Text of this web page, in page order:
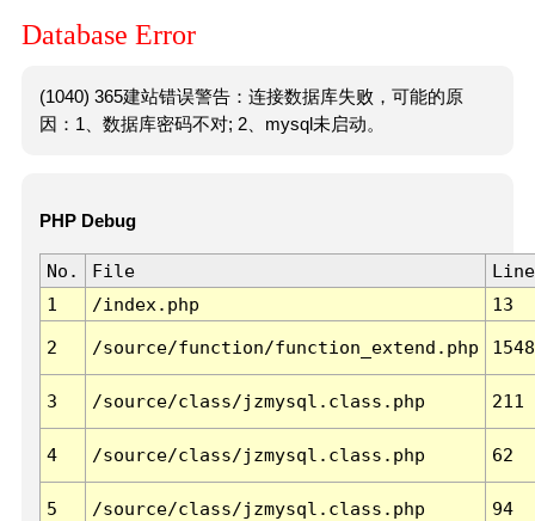
Database Error
(1040) 365建站错误警告：连接数据库失败，可能的原
因：1、数据库密码不对; 2、mysql未启动。
PHP Debug
No. File
Line
1
/index.php 13
2 /source/function/function_extend.php 1548
3 /source/class/jzmysql.class.php 211
4 /source/class/jzmysql.class.php 62
5 /source/class/jzmysql.class.php 94